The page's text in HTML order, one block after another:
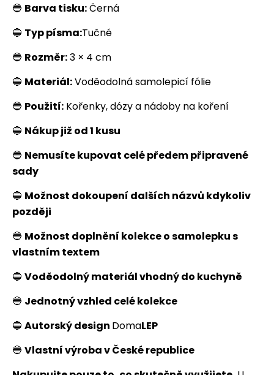
🔵 Barva tisku:Černá
🔵 Typ písma:Tučné
🔵 Rozměr:3 × 4 cm
🔵 Materiál:Voděodolná samolepicí fólie
🔵 Použití: Kořenky, dózy a nádoby na koření
🔵 Nákup již od 1 kusu
🔵 Nemusíte kupovat celé předem připravené
sady
🔵 Možnost dokoupení dalších názvů kdykoliv
později
🔵 Možnost doplnění kolekce o samolepku s
vlastním textem
🔵 Voděodolný materiál vhodný do kuchyně
🔵 Jednotný vzhled celé kolekce
🔵 Autorský design DomaLEP
🔵 Vlastní výroba v České republice